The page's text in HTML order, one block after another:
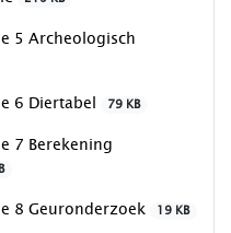
5 Archeologisch
6 Diertabel 79 KB
7 Berekening
8 Geuronderzoek 19 KB